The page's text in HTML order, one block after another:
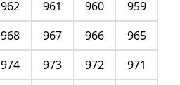
959
960
961
962
965
966
967
968
971
972
973
974